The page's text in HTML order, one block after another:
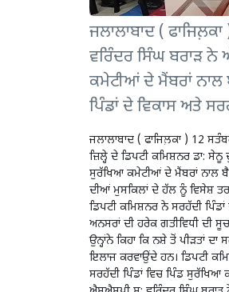
ਜਲਾਲਾਬਾਦ (
ਵਰਿੰਦਰ ਸਿੰਘ ਬਰਾੜ ਨੇ
ਕਮੇਟੀਆਂ ਦੇ ਮੈਂਬਰਾਂ ਨਾਲ
ਪਿੰਡਾਂ ਦੇ ਵਿਕਾਸ ਅਤੇ
ਜਲਾਲਾਬਾਦ ( ਫਾਜਿਲ਼ਕਾ ) 12
ਜ਼ਿਲ੍ਹੇ ਦੇ ਡਿਪਟੀ ਕਮਿਸ਼ਨਰ ਡਾ:
ਸੁਰੱਖਿਆ ਕਮੇਟੀਆਂ ਦੇ ਮੈਂਬਰਾਂ ਨਾਲ
ਦੀਆਂ ਮੁਸਕਿਲਾਂ ਦੇ ਹੱਲ ਨੂੰ ਵਿਸੇਸ਼
ਡਿਪਟੀ ਕਮਿਸ਼ਨਰ ਨੇ ਸਰਹੱਦੀ
ਅਨਸਰਾਂ ਦੀ ਹਰੇਕ ਗਤੀਵਿਧੀ ਦੀ
ਉਨ੍ਹਾਂਨੇ ਕਿਹਾ ਕਿ ਨਸ਼ੇ ਤੋਂ ਪੀੜਤਾਂ
ਇਲਾਜ ਕਰਵਾਉਂਦੇ ਹਨ। ਡਿਪਟੀ
ਸਰਹੱਦੀ ਪਿੰਡਾਂ ਵਿਚ ਪਿੰਡ